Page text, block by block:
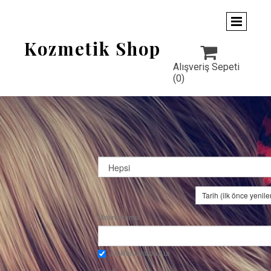
Kozmetik Shop 
Alışveriş Sepeti
(0)
Tarih (ilk önce
Metin arama:
Açıklamalarda Ara